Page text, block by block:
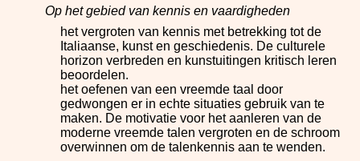
Op het gebied van kennis en vaardigheden
het vergroten van kennis met betrekking tot de
Italiaanse, kunst en geschiedenis. De culturele
horizon verbreden en kunstuitingen kritisch leren
beoordelen.
het oefenen van een vreemde taal door
gedwongen er in echte situaties gebruik van te
maken. De motivatie voor het aanleren van de
moderne vreemde talen vergroten en de schroom
overwinnen om de talenkennis aan te wenden.